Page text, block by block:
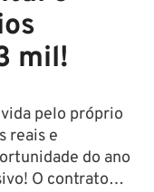
mil!
pelo próprio
reais e
do ano
O contrato…